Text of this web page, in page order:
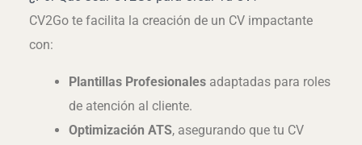
CV2Go te facilita la creación de un CV impactante
con:
Plantillas Profesionales adaptadas para roles
de atención al cliente.
Optimización ATS, asegurando que tu CV